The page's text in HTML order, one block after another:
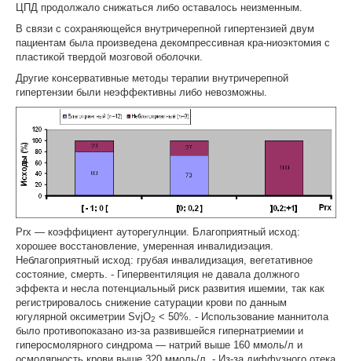
ЦПД продолжало снижаться либо оставалось неизменным.
В связи с сохраняющейся внутричерепной гипертензией двум
пациентам была произведена декомпрессивная кра-ниоэктомия с
пластикой твердой мозговой оболочки.
Другие консервативные методы терапии внутричерепной
гипертензии были неэффективны либо невозможны.
Prx — коэффициент ауторегулнции. Благоприятный исход:
хорошее восстановле­ние, умеренная инвалидиэация.
Неблагоприятный исход: грубая инвалидизация, ве­гетативное
состояние, смерть. - Гипервентиляция не давала должного
эффекта и несла потенциальный риск развития ишемии, так как
регистрировалось снижение сатурации крови по данным
югулярной оксиметрии SvjO2 < 50%. - Использование маннитола
было противопоказано из-за развившейся гипернатриемии и
гиперосмолярного синдрома — натрий выше 160 ммоль/л и